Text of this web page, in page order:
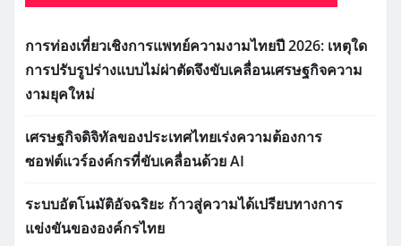
การท่องเที่ยวเชิงการแพทย์ความงามไทยปี 2026: เหตุใด
การปรับรูปร่างแบบไม่ผ่าตัดจึงขับเคลื่อนเศรษฐกิจความ
งามยุคใหม่
เศรษฐกิจดิจิทัลของประเทศไทยเร่งความต้องการ
ซอฟต์แวร์องค์กรที่ขับเคลื่อนด้วย AI
ระบบอัตโนมัติอัจฉริยะ ก้าวสู่ความได้เปรียบทางการ
แข่งขันขององค์กรไทย